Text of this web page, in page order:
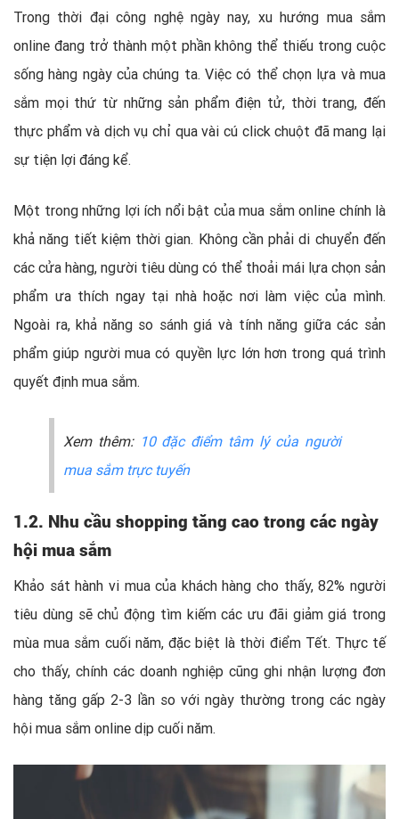
Trong thời đại công nghệ ngày nay, xu hướng mua sắm
online đang trở thành một phần không thể thiếu trong cuộc
sống hàng ngày của chúng ta. Việc có thể chọn lựa và mua
sắm mọi thứ từ những sản phẩm điện tử, thời trang, đến
thực phẩm và dịch vụ chỉ qua vài cú click chuột đã mang lại
sự tiện lợi đáng kể.
Một trong những lợi ích nổi bật của mua sắm online chính là
khả năng tiết kiệm thời gian. Không cần phải di chuyển đến
các cửa hàng, người tiêu dùng có thể thoải mái lựa chọn sản
phẩm ưa thích ngay tại nhà hoặc nơi làm việc của mình.
Ngoài ra, khả năng so sánh giá và tính năng giữa các sản
phẩm giúp người mua có quyền lực lớn hơn trong quá trình
quyết định mua sắm.
Xem thêm: 10 đặc điểm tâm lý của người
mua sắm trực tuyến
1.2. Nhu cầu shopping tăng cao trong các ngày
hội mua sắm
Khảo sát hành vi mua của khách hàng cho thấy, 82% người
tiêu dùng sẽ chủ động tìm kiếm các ưu đãi giảm giá trong
mùa mua sắm cuối năm, đặc biệt là thời điểm Tết. Thực tế
cho thấy, chính các doanh nghiệp cũng ghi nhận lượng đơn
hàng tăng gấp 2-3 lần so với ngày thường trong các ngày
hội mua sắm online dịp cuối năm.